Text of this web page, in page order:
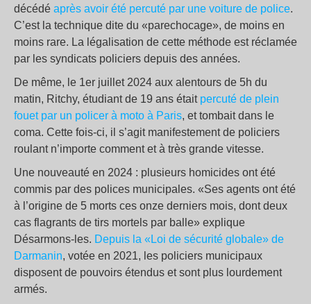
décédé après avoir été percuté par une voiture de police.
C’est la technique dite du «parechocage», de moins en
moins rare. La légalisation de cette méthode est réclamée
par les syndicats policiers depuis des années.
De même, le 1er juillet 2024 aux alentours de 5h du
matin, Ritchy, étudiant de 19 ans était percuté de plein
fouet par un policer à moto à Paris, et tombait dans le
coma. Cette fois-ci, il s’agit manifestement de policiers
roulant n’importe comment et à très grande vitesse.
Une nouveauté en 2024 : plusieurs homicides ont été
commis par des polices municipales. «Ses agents ont été
à l’origine de 5 morts ces onze derniers mois, dont deux
cas flagrants de tirs mortels par balle» explique
Désarmons-les. Depuis la «Loi de sécurité globale» de
Darmanin, votée en 2021, les policiers municipaux
disposent de pouvoirs étendus et sont plus lourdement
armés.